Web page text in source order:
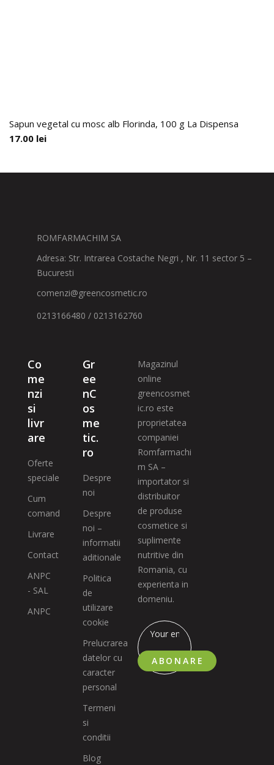
Sapun vegetal cu mosc alb Florinda, 100 g La Dispensa
17.00 lei
ROMFARMACHIM SA
Adresa: Str. Intrarea Costache Negri , Nr. 11 sector 5 –
Bucuresti
comenzi@greencosmetic.ro
0213166480 / 0213162760
Co
me
nzi
si
livr
are
Oferte
speciale
Cum
comand
Livrare
Contact
ANPC
- SAL
ANPC
Gr
ee
nC
os
me
tic.
ro
Despre
noi
Despre
noi –
informatii
aditionale
Politica
de
utilizare
cookie
Prelucrarea
datelor cu
caracter
personal
Termeni
si
conditii
Blog
Magazinul
online
greencosmet
ic.ro este
proprietatea
companiei
Romfarmachi
m SA –
importator si
distribuitor
de produse
cosmetice si
suplimente
nutritive din
Romania, cu
experienta in
domeniu.
ABONARE